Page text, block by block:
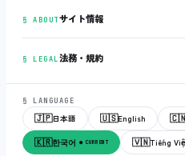
§ ABOUTサイト情報
§ LEGAL法務・規約
§ LANGUAGE
🇯🇵日本語 🇺🇸English
🇰🇷한국어 ● CURRENT 🇻🇳Tiếng